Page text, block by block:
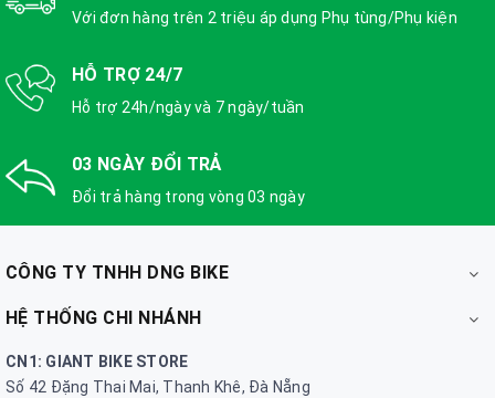
Với đơn hàng trên 2 triệu áp dụng Phụ tùng/Phụ kiện
HỖ TRỢ 24/7
Hỗ trợ 24h/ngày và 7 ngày/tuần
03 NGÀY ĐỔI TRẢ
Đổi trả hàng trong vòng 03 ngày
CÔNG TY TNHH DNG BIKE
HỆ THỐNG CHI NHÁNH
CN1: GIANT BIKE STORE
Số 42 Đặng Thai Mai, Thanh Khê, Đà Nẵng